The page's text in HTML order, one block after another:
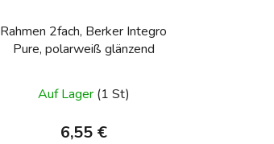
Rahmen 2fach, Berker Integro
Pure, polarweiß glänzend
Auf Lager (1 St)
6,55 €